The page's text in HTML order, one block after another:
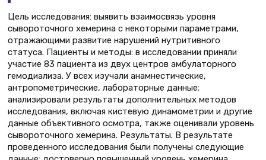
Цель исследования: выявить взаимосвязь уровня
сывороточного хемерина с некоторыми параметрами,
отражающими развитие нарушений нутритивного
статуса. Пациенты и методы: в исследовании приняли
участие 83 пациента из двух центров амбулаторного
гемодиализа. У всех изучали анамнестические,
антропометрические, лабораторные данные;
анализировали результаты дополнительных методов
исследования, включая кистевую динамометрии и другие
данные объективного осмотра, также оценивали уровень
сывороточного хемерина. Результаты. В результате
проведенного исследования были получены следующие